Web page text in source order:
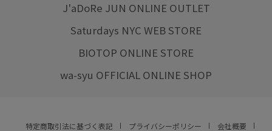
J'aDoRe JUN ONLINE OUTLET
Saturdays NYC WEB STORE
BIOTOP ONLINE STORE
wa-syu OFFICIAL ONLINE SHOP
特定商取引法に基づく表記 プライバシーポリシー 会社概要